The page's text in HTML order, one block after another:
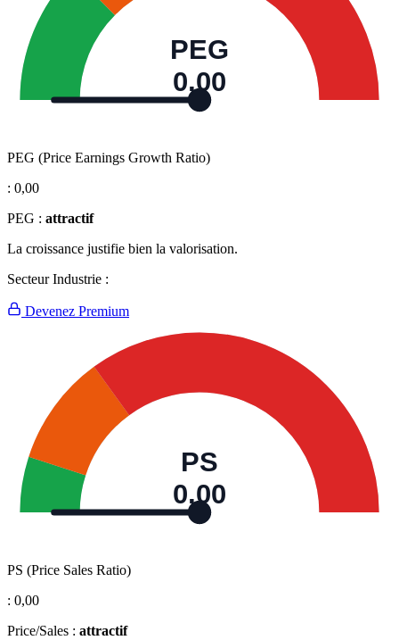
PEG
0,00
PEG (Price Earnings Growth Ratio)
: 0,00
PEG : attractif
La croissance justifie bien la valorisation.
Secteur Industrie :
Devenez Premium
PS
0,00
PS (Price Sales Ratio)
: 0,00
Price/Sales : attractif